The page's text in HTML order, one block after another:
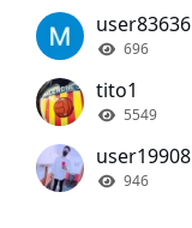
user83636
696
tito1
5549
user19908
946